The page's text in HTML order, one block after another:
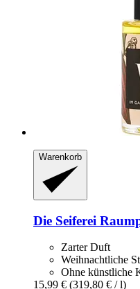
Warenkorb
Die Seiferei
Zarter Duft
Weihnachtliche
Ohne künstliche
15,99 € (319,80 € / l)